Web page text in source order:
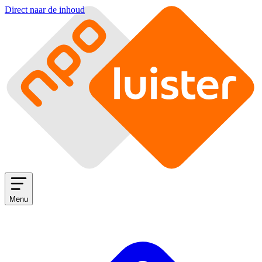
Direct naar de inhoud
Menu